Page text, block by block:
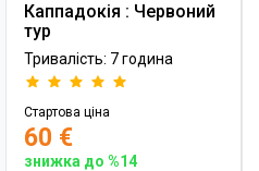
Каппадокія : Червоний
тур
Тривалість: 7 година
Стартова ціна
60 €
знижка до %14